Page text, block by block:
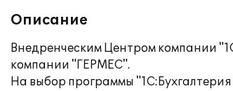
Описание
Внедренческим Центром компании
компании "ГЕРМЕС".
На выбор программы